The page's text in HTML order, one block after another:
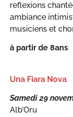
reflexions
ambiance
musiciens et
à partir de 8ans
Una Fiara Nova
Samedi 29
Alb’Oru